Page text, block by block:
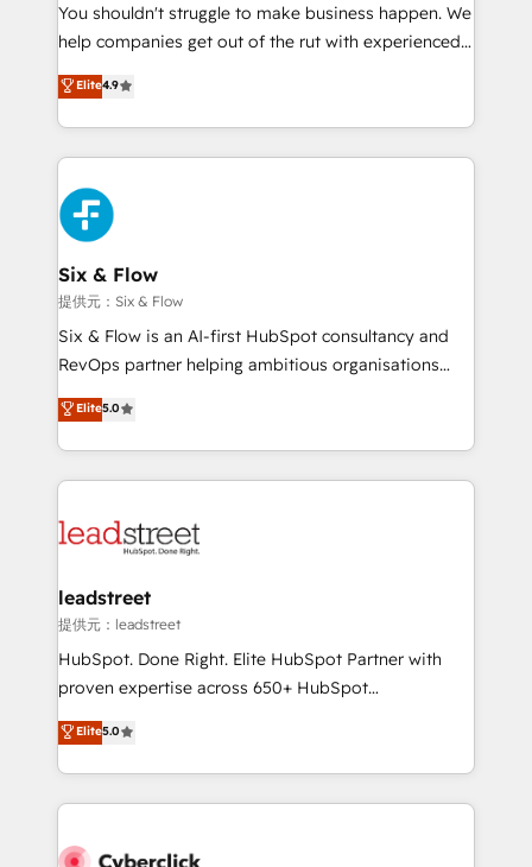
integration capabilities 💼 Consultative, long-term
partners who will embed ourselves into your
business, processes and systems 🏢 We specialise in
working with mid-market and enterprise
organisations, global organisations and those with
complex use cases 🏆 CRM Implementation,
Platform Enablement, Custom Integration and
Onboarding Accredited 🔐 ISO27001 & ISO9001
Certified
You shouldn't struggle to make business happen. We
help companies get out of the rut with experienced,
process-oriented teams implementing HubSpot
Marketing, Sales, Service, CMS and Operations Hub,
so selling and actually engaging with your customers
feels easy and pain-free. We are a top ranked
HubSpot Elite Partner, winner of Rookie of the Year
and Customer First Awards, 4.9/5 rating in HubSpot
Reviews and 4.9/5 rating in Clutch Reviews. Digifianz
helps the following industries: logistics & 3PL, home
improvement & construction, branding and
commercialization, real estate, health, education,
SaaS, Software Dev & IT and consulting, make the
the United States, EU, UAE, Mexico and Latin
America. From casual user to super fan: make
Elite4.9
Six & Flow
提供元：Six & Flow
Six & Flow is an AI-first HubSpot consultancy and
RevOps partner helping ambitious organisations
grow with clarity, confidence, and intelligence.
Operating across the UK, Netherlands, Ireland, and
Canada, we’ve delivered thousands of successful
HubSpot projects for mid-market and enterprise
combine HubSpot, data, and AI to design connected
and technology for predictable, scalable revenue
growth. Our expertise spans RevOps, CRM and data
architecture, AI enablement, and strategic marketing,
delivered through our proprietary FLAIR framework
Partner and ISO 27001:2022 certified consultancy,
we blend strategy, creativity, and technology to help
Elite5.0
leadstreet
提供元：leadstreet
HubSpot. Done Right. Elite HubSpot Partner with
proven expertise across 650+ HubSpot
implementations. With 12+ years of HubSpot
experience, we help you use the HubSpot platform
to its fullest capacity, improve your current HubSpot
website, or build your new one.
Elite5.0